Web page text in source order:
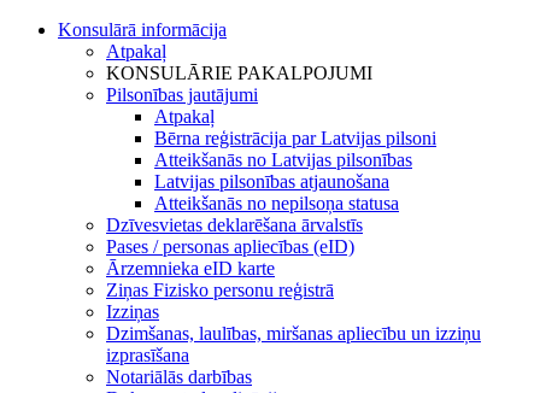
Konsulārā informācija
Atpakaļ
KONSULĀRIE PAKALPOJUMI
Pilsonības jautājumi
Atpakaļ
Bērna reģistrācija par Latvijas pilsoni
Atteikšanās no Latvijas pilsonības
Latvijas pilsonības atjaunošana
Atteikšanās no nepilsoņa statusa
Dzīvesvietas deklarēšana ārvalstīs
Pases / personas apliecības (eID)
Ārzemnieka eID karte
Ziņas Fizisko personu reģistrā
Izziņas
Dzimšanas, laulības, miršanas apliecību un izziņu
izprasīšana
Notariālās darbības